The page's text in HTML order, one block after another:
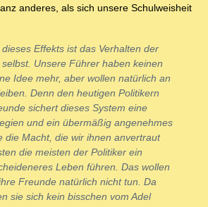
anderes, als sich unsere Schulweisheit
Effekts ist das Verhalten der
Unsere Führer haben keinen
Idee mehr, aber wollen natürlich an
Denn den heutigen Politikern
sichert dieses System eine
und ein übermäßig angenehmes
die Macht, die wir ihnen anvertraut
die meisten der Politiker ein
Leben führen. Das wollen
Freunde natürlich nicht tun. Da
sie sich kein bisschen vom Adel